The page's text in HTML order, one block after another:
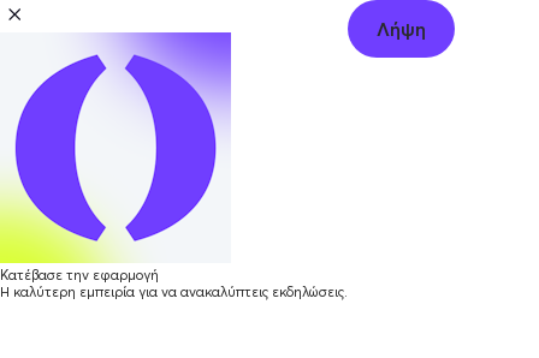
Κατέβασε την εφαρμογή
Η καλύτερη εμπειρία για να ανακαλύπτεις εκδηλώσεις.
Λήψη